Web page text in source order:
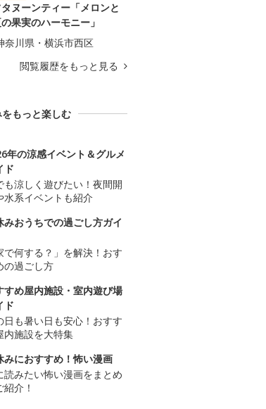
ヌーンティー「メロンと
果実のハーモニー」
奈川県・横浜市西区
閲覧履歴をもっと見る
もっと楽しむ
年の涼感イベント＆グルメ
ド
も涼しく遊びたい！夜間開
水系イベントも紹介
みおうちでの過ごし方ガイ
で何する？」を解決！おす
の過ごし方
すめ屋内施設・室内遊び場
ド
日も暑い日も安心！おすす
内施設を大特集
みにおすすめ！怖い漫画
読みたい怖い漫画をまとめ
紹介！